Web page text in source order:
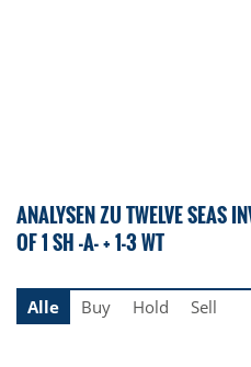
ANALYSEN ZU TWELVE SEAS
OF 1 SH -A- + 1-3 WT
Alle
Buy Hold Sell